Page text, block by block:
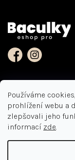
Používáme
prohlížení webu a
zlepšovali jeho
informací zde.
Informace
Jak nakupovat
Kontakt